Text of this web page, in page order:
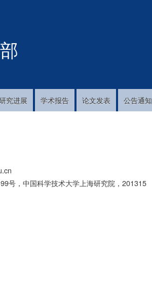
究进展 学术报告 论文发表 公告通知
号，中国科学技术大学上海研究院，201315